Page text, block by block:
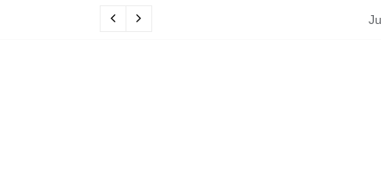
Satgas PDBA Bantah Tidak